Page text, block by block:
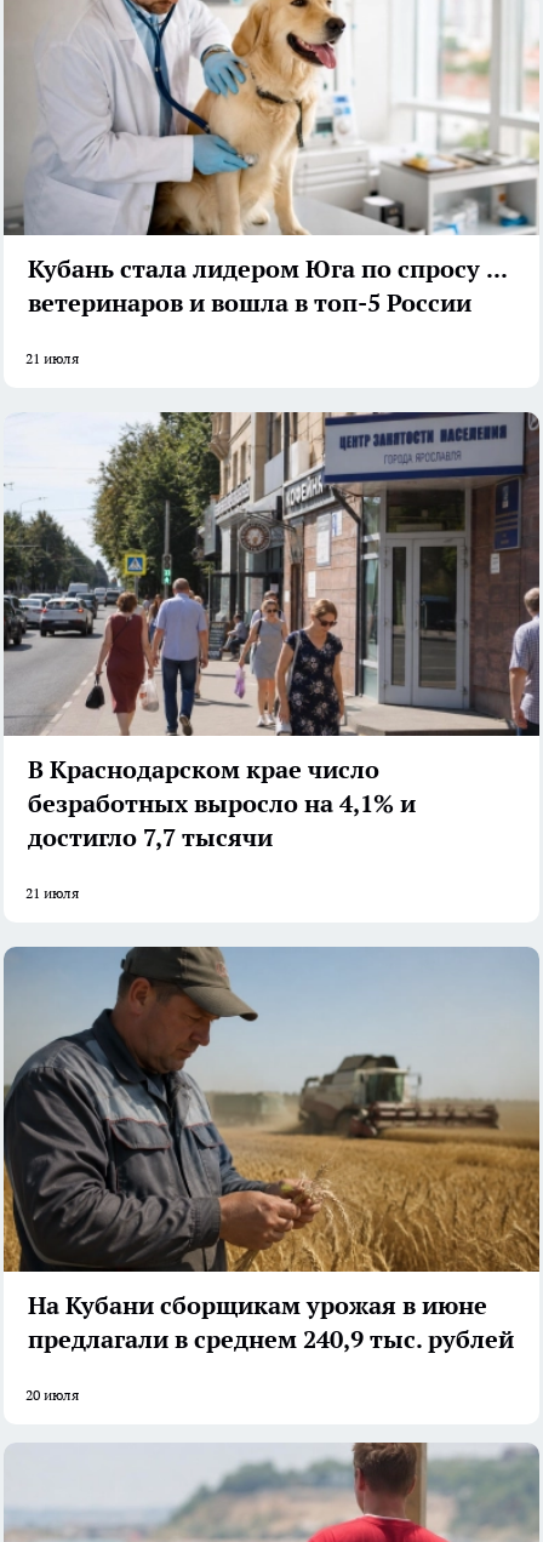
Кубань стала лидером Юга по спросу на
ветеринаров и вошла в топ-5 России
21 июля
В Краснодарском крае число
безработных выросло на 4,1% и
достигло 7,7 тысячи
21 июля
На Кубани сборщикам урожая в июне
предлагали в среднем 240,9 тыс. рублей
20 июля